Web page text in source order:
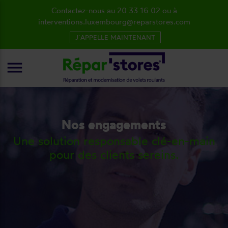
Nos engagements
Une solution responsable clé-en-main
pour des clients sereins.
Contactez-nous au 20 33 16 02 ou à
interventions.luxembourg@reparstores.com
J´APPELLE MAINTENANT
menu